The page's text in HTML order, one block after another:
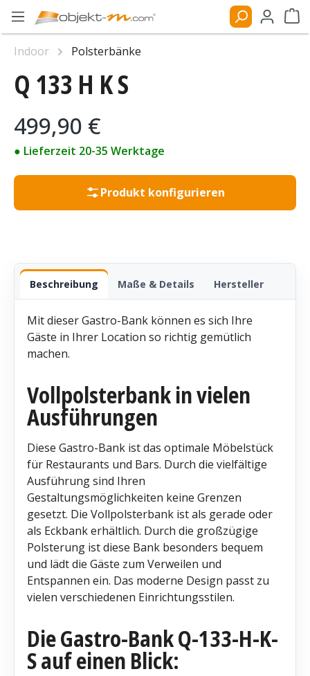
Zum Hauptinhalt springen
Q 133 H K S
Regulärer Preis:
499,90 €
● Lieferzeit 20-35 Werktage
Produkt konfigurieren
Beschreibung Maße & Details Hersteller
Mit dieser Gastro-Bank können es sich Ihre
Gäste in Ihrer Location so richtig gemütlich
machen.
Vollpolsterbank in vielen
Ausführungen
Diese Gastro-Bank ist das optimale Möbelstück
für Restaurants und Bars. Durch die vielfältige
Ausführung sind Ihren
Gestaltungsmöglichkeiten keine Grenzen
gesetzt. Die Vollpolsterbank ist als gerade oder
als Eckbank erhältlich. Durch die großzügige
Polsterung ist diese Bank besonders bequem
und lädt die Gäste zum Verweilen und
Entspannen ein. Das moderne Design passt zu
vielen verschiedenen Einrichtungsstilen.
Die Gastro-Bank Q-133-H-K-
S auf einen Blick:
Indoor Polsterbänke